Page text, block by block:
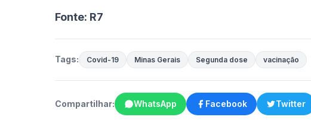
Fonte: R7
Tags: Covid-19 Minas Gerais Segunda dose vacinação
Compartilhar: WhatsApp Facebook Twitter